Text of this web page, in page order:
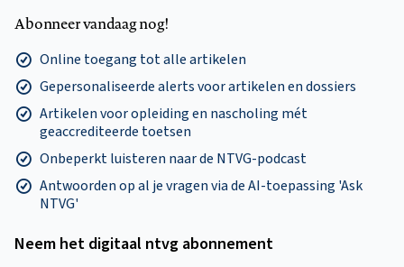
Abonneer vandaag nog!
Online toegang tot alle artikelen
Gepersonaliseerde alerts voor artikelen en dossiers
Artikelen voor opleiding en nascholing mét
geaccrediteerde toetsen
Onbeperkt luisteren naar de NTVG-podcast
Antwoorden op al je vragen via de AI-toepassing 'Ask
NTVG'
Neem het digitaal ntvg abonnement